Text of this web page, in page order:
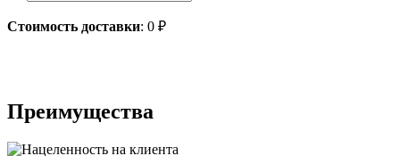
Стоимость доставки: 0 ₽
Преимущества